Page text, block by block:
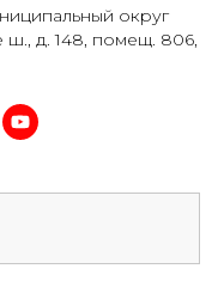
округ
д. 148, помещ. 806,